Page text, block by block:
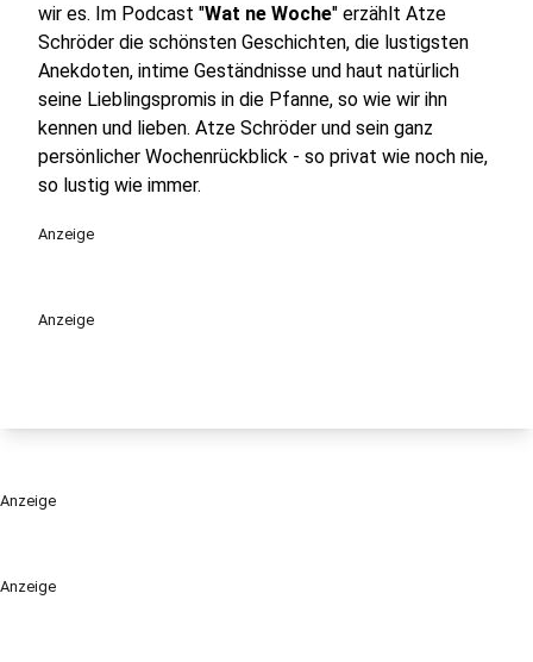
Anzeige
wir es. Im Podcast "Wat ne Woche" erzählt Atze
Schröder die schönsten Geschichten, die lustigsten
Anekdoten, intime Geständnisse und haut natürlich
seine Lieblingspromis in die Pfanne, so wie wir ihn
kennen und lieben. Atze Schröder und sein ganz
persönlicher Wochenrückblick - so privat wie noch nie,
so lustig wie immer.
Anzeige
Anzeige
Anzeige